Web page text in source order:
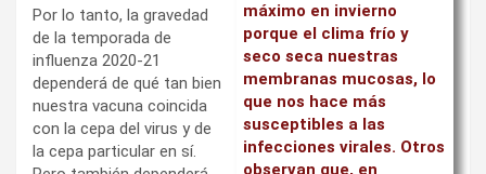
máximo en invierno
porque el clima frío y
seco seca nuestras
membranas mucosas, lo
que nos hace más
susceptibles a las
infecciones virales. Otros
observan que, en
Por lo tanto, la gravedad
de la temporada de
influenza 2020-21
dependerá de qué tan bien
nuestra vacuna coincida
con la cepa del virus y de
la cepa particular en sí.